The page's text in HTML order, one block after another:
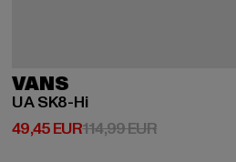
VANS
UA SK8-Hi
49,45 EUR
Derzeitiger Preis: 49,45 EUR
114,99 EUR